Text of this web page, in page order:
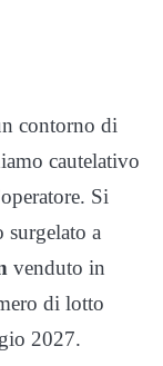
contorno di
cautelativo
Si
a
venduto in
di lotto
2027.